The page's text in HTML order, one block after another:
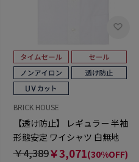
BRICK HOUSE
【透け防止】 レギュラー 半袖
形態安定 ワイシャツ 白無地
￥4,389￥3,071(30%OFF)